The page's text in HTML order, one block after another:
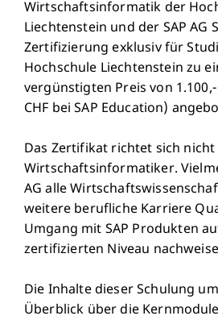
Wirtschaftsinformatik der
Liechtenstein und der SAP AG
Zertifizierung exklusiv für
Hochschule Liechtenstein zu
vergünstigten Preis von
CHF bei SAP Education)
Das Zertifikat richtet sich nicht
Wirtschaftsinformatiker.
AG alle
weitere berufliche Karriere
Umgang mit SAP Produkten
zertifizierten Niveau
Die Inhalte dieser Schulung
Überblick über die